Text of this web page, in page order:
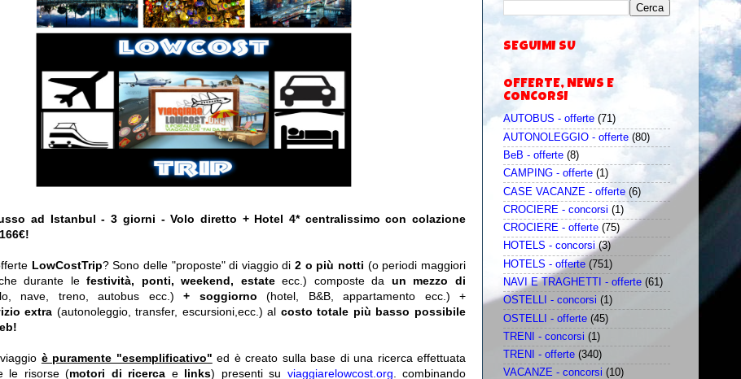
ad Istanbul - 3 giorni - Volo diretto + Hotel 4* centralissimo con colazione
LowCostTrip? Sono delle "proposte" di viaggio di2 o più notti (o periodi maggiori
durante lefestività, ponti, weekend, estateecc.) composte da un mezzo di
nave, treno, autobus ecc.) + soggiorno (hotel, B&B, appartamento ecc.) +
extra (autonoleggio, transfer, escursioni,ecc.) al costo totale più basso possibile
è puramente "esemplificativo" ed è creato sulla base di una ricerca effettuata
le risorse (motori di ricerca e links) presenti su viaggiarelowcost.org . combinando
SEGUIMI SU
OFFERTE, NEWS E
CONCORSI
AUTOBUS - offerte (71)
AUTONOLEGGIO - offerte (80)
BeB - offerte (8)
CAMPING - offerte (1)
CASE VACANZE - offerte (6)
CROCIERE - concorsi (1)
CROCIERE - offerte (75)
HOTELS - concorsi (3)
HOTELS - offerte (751)
NAVI E TRAGHETTI - offerte (61)
OSTELLI - concorsi (1)
OSTELLI - offerte (45)
TRENI - concorsi (1)
TRENI - offerte (340)
VACANZE - concorsi (10)